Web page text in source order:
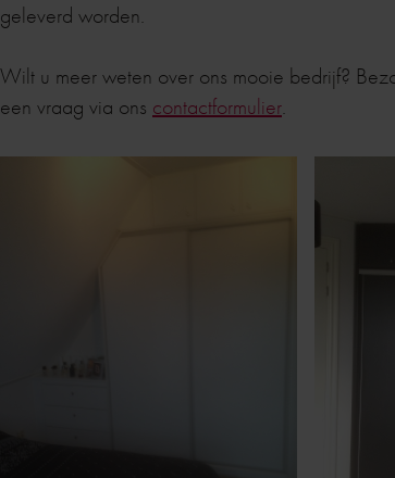
geleverd worden.
Wilt u meer weten over ons mooie bedrijf?
een vraag via ons contactformulier.